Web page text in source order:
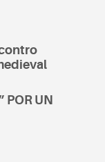
POR UN